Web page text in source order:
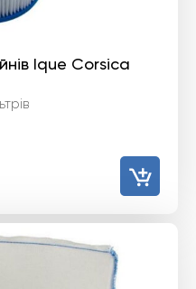
Ique Corsica